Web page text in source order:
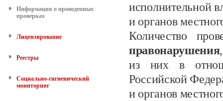
Информация о проведенных
проверках
Лицензирование
Реестры
Социально-гигиенический
мониторинг
исполнительной
и органов
Количество
правонарушения
из них в
Российской
и органов